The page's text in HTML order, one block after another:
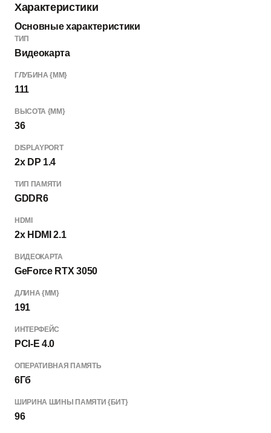
Характеристики
Основные характеристики
ТИП
Видеокарта
ГЛУБИНА {ММ}
111
ВЫСОТА {ММ}
36
DISPLAYPORT
2x DP 1.4
ТИП ПАМЯТИ
GDDR6
HDMI
2x HDMI 2.1
ВИДЕОКАРТА
GeForce RTX 3050
ДЛИНА {ММ}
191
ИНТЕРФЕЙС
PCI-E 4.0
ОПЕРАТИВНАЯ ПАМЯТЬ
6Гб
ШИРИНА ШИНЫ ПАМЯТИ {БИТ}
96